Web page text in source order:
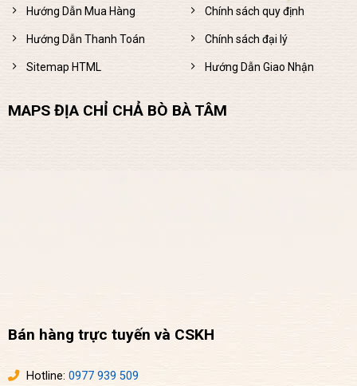
Hướng Dẫn Mua Hàng
Hướng Dẫn Thanh Toán
Sitemap HTML
Chính sách quy định
Chính sách đại lý
Hướng Dẫn Giao Nhận
MAPS ĐỊA CHỈ CHẢ BÒ BÀ TÂM
Bán hàng trực tuyến và CSKH
Hotline: 0977 939 509